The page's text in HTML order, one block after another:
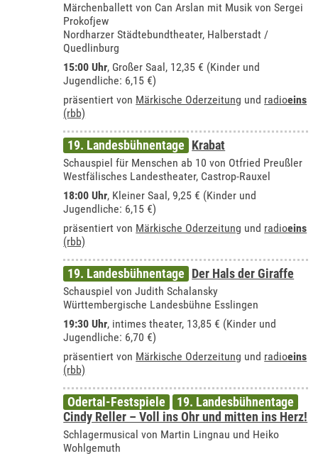
Märchenballett von Can Arslan mit Musik von Sergei
Prokofjew
Nordharzer Städtebundtheater, Halberstadt /
Quedlinburg
15:00 Uhr, Großer Saal, 12,35 € (Kinder und
Jugendliche: 6,15 €)
präsentiert von Märkische Oderzeitung und radioeins
(rbb)
19. Landesbühnentage Krabat
Schauspiel für Menschen ab 10 von Otfried Preußler
Westfälisches Landestheater, Castrop-Rauxel
18:00 Uhr, Kleiner Saal, 9,25 € (Kinder und
Jugendliche: 6,15 €)
präsentiert von Märkische Oderzeitung und radioeins
(rbb)
19. Landesbühnentage Der Hals der Giraffe
Schauspiel von Judith Schalansky
Württembergische Landesbühne Esslingen
19:30 Uhr, intimes theater, 13,85 € (Kinder und
Jugendliche: 6,70 €)
präsentiert von Märkische Oderzeitung und radioeins
(rbb)
Odertal-Festspiele
19. Landesbühnentage
Cindy Reller – Voll ins Ohr und mitten ins Herz!
Schlagermusical von Martin Lingnau und Heiko
Wohlgemuth